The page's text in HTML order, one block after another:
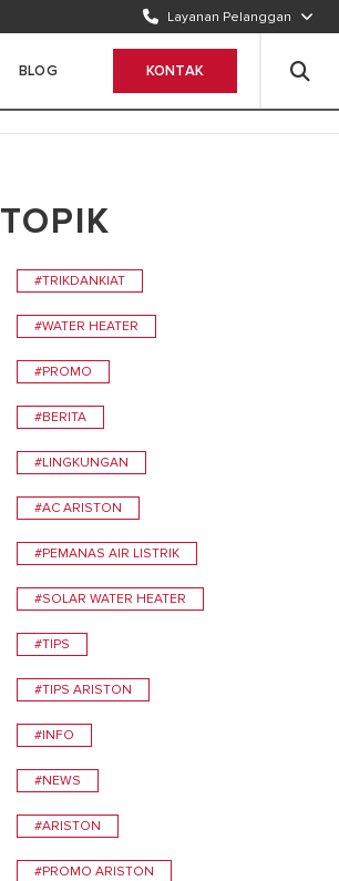
Layanan Pelanggan
TEMUKAN
BLOG KONTAK
TOPIK
#TRIKDANKIAT
#WATER HEATER
#PROMO
#BERITA
#LINGKUNGAN
#AC ARISTON
#PEMANAS AIR LISTRIK
#SOLAR WATER HEATER
#TIPS
#TIPS ARISTON
#INFO
#NEWS
#ARISTON
#PROMO ARISTON